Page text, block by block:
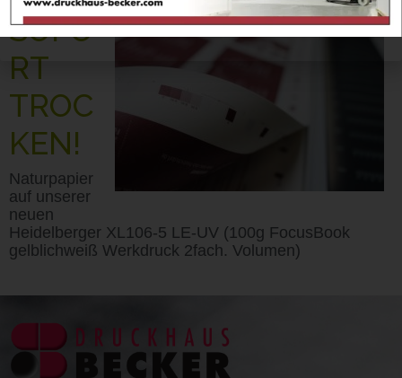
SOFO
RT
TROC
KEN!
Naturpapier
auf unserer
neuen
Heidelberger XL106-5 LE-UV (100g FocusBook
gelblichweiß Werkdruck 2fach. Volumen)